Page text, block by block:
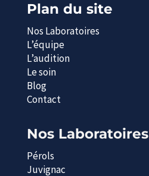
Plan du site
Nos Laboratoires
L’équipe
L’audition
Le soin
Blog
Contact
Nos Laboratoires
Pérols
Juvignac